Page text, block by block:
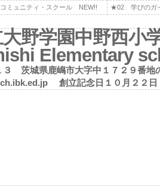
ミュニティ・スクール NEW!! ★02 学びのガ
野学園中野西小
Elementary
３ 茨城県鹿嶋市大字中１７２９番
創立記念日１０月２